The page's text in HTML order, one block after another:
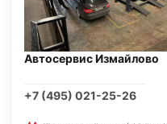
Автосервис Измайлово
+7 (495) 021-25-26